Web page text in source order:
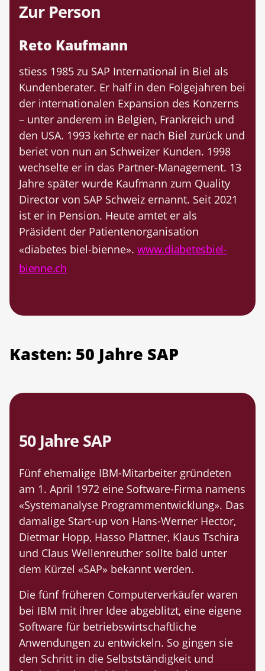
Zur Person
Reto Kaufmann
stiess 1985 zu SAP International in Biel als
Kundenberater. Er half in den Folgejahren bei
der internationalen Expansion des Konzerns
– unter anderem in Belgien, Frankreich und
den USA. 1993 kehrte er nach Biel zurück und
beriet von nun an Schweizer Kunden. 1998
wechselte er in das Partner-Management. 13
Jahre später wurde Kaufmann zum Quality
Director von SAP Schweiz ernannt. Seit 2021
ist er in Pension. Heute amtet er als
Präsident der Patientenorganisation
­«diabetes biel-bienne». www.diabetesbiel-
bienne.ch
Kasten: 50 Jahre SAP
50 Jahre SAP
Fünf ehemalige IBM-Mitarbeiter gründeten
am 1. April 1972 eine Software-Firma namens
«Systemanalyse Programmentwicklung». Das
damalige Start-up von Hans-Werner Hector,
Dietmar Hopp, Hasso Plattner, Klaus Tschira
und Claus Wellenreuther sollte bald unter
dem Kürzel «SAP» bekannt werden.
Die fünf früheren Computerverkäufer waren
bei IBM mit ihrer Idee abgeblitzt, eine eigene
Software für betriebswirtschaftliche
Anwendungen zu entwickeln. So gingen sie
den Schritt in die Selbstständigkeit und